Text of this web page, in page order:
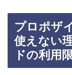
プロポザ
使えない
ドの利用